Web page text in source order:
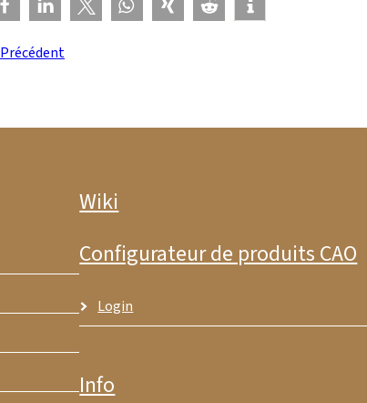
Précédent
Wiki
Configurateur de produits CAO
Login
Info